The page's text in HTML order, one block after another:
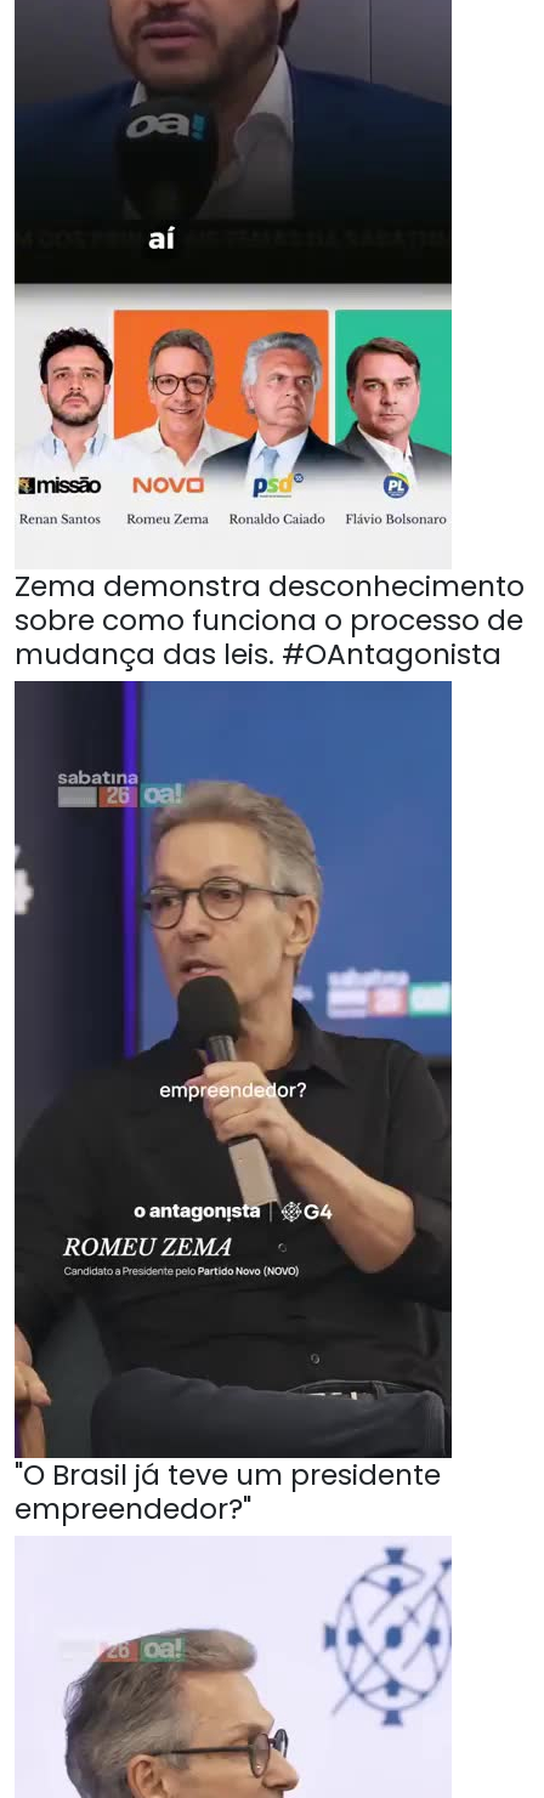
Zema demonstra desconhecimento
sobre como funciona o processo de
mudança das leis. #OAntagonista
"O Brasil já teve um presidente
empreendedor?"